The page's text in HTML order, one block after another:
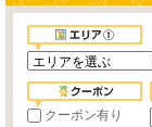
クーポン有り